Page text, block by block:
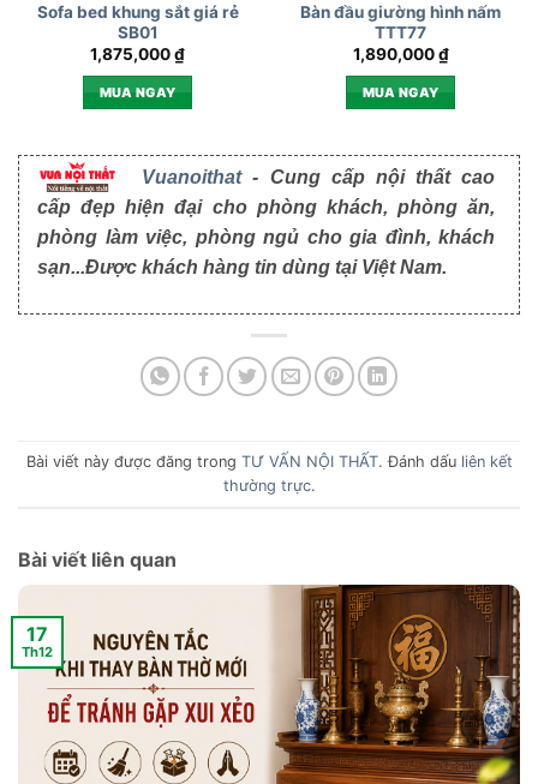
Sofa bed khung sắt giá rẻ
SB01
1,875,000₫
MUA NGAY
Bàn đầu giường hình nấm
TTT77
1,890,000₫
MUA NGAY
Vuanoithat- Cung cấp nội thất cao
cấp đẹp hiện đại cho phòng khách, phòng ăn,
phòng làm việc, phòng ngủ cho gia đình, khách
sạn...Được khách hàng tin dùng tại Việt Nam.
Bài viết này được đăng trong TƯ VẤN NỘI THẤT. Đánh dấu liên kết
thường trực.
Bài viết liên quan
17
Th12